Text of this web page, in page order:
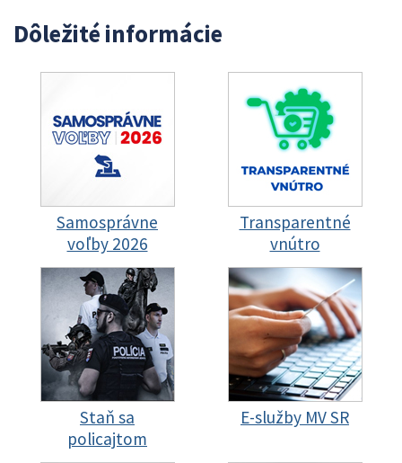
Dôležité informácie
Samosprávne
voľby 2026
Transparentné
vnútro
Staň sa
policajtom
E-služby MV SR